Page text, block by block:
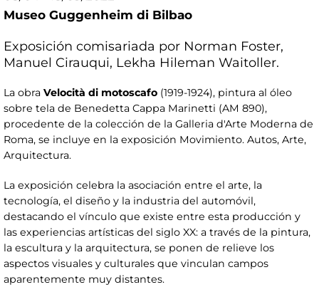
Museo Guggenheim di Bilbao
Exposición comisariada por Norman Foster,
Manuel Cirauqui, Lekha Hileman Waitoller.
La obra Velocità di motoscafo (1919-1924), pintura al óleo
sobre tela de Benedetta Cappa Marinetti (AM 890),
procedente de la colección de la Galleria d'Arte Moderna de
Roma, se incluye en la exposición Movimiento. Autos, Arte,
Arquitectura.
La exposición celebra la asociación entre el arte, la
tecnología, el diseño y la industria del automóvil,
destacando el vínculo que existe entre esta producción y
las experiencias artísticas del siglo XX: a través de la pintura,
la escultura y la arquitectura, se ponen de relieve los
aspectos visuales y culturales que vinculan campos
aparentemente muy distantes.